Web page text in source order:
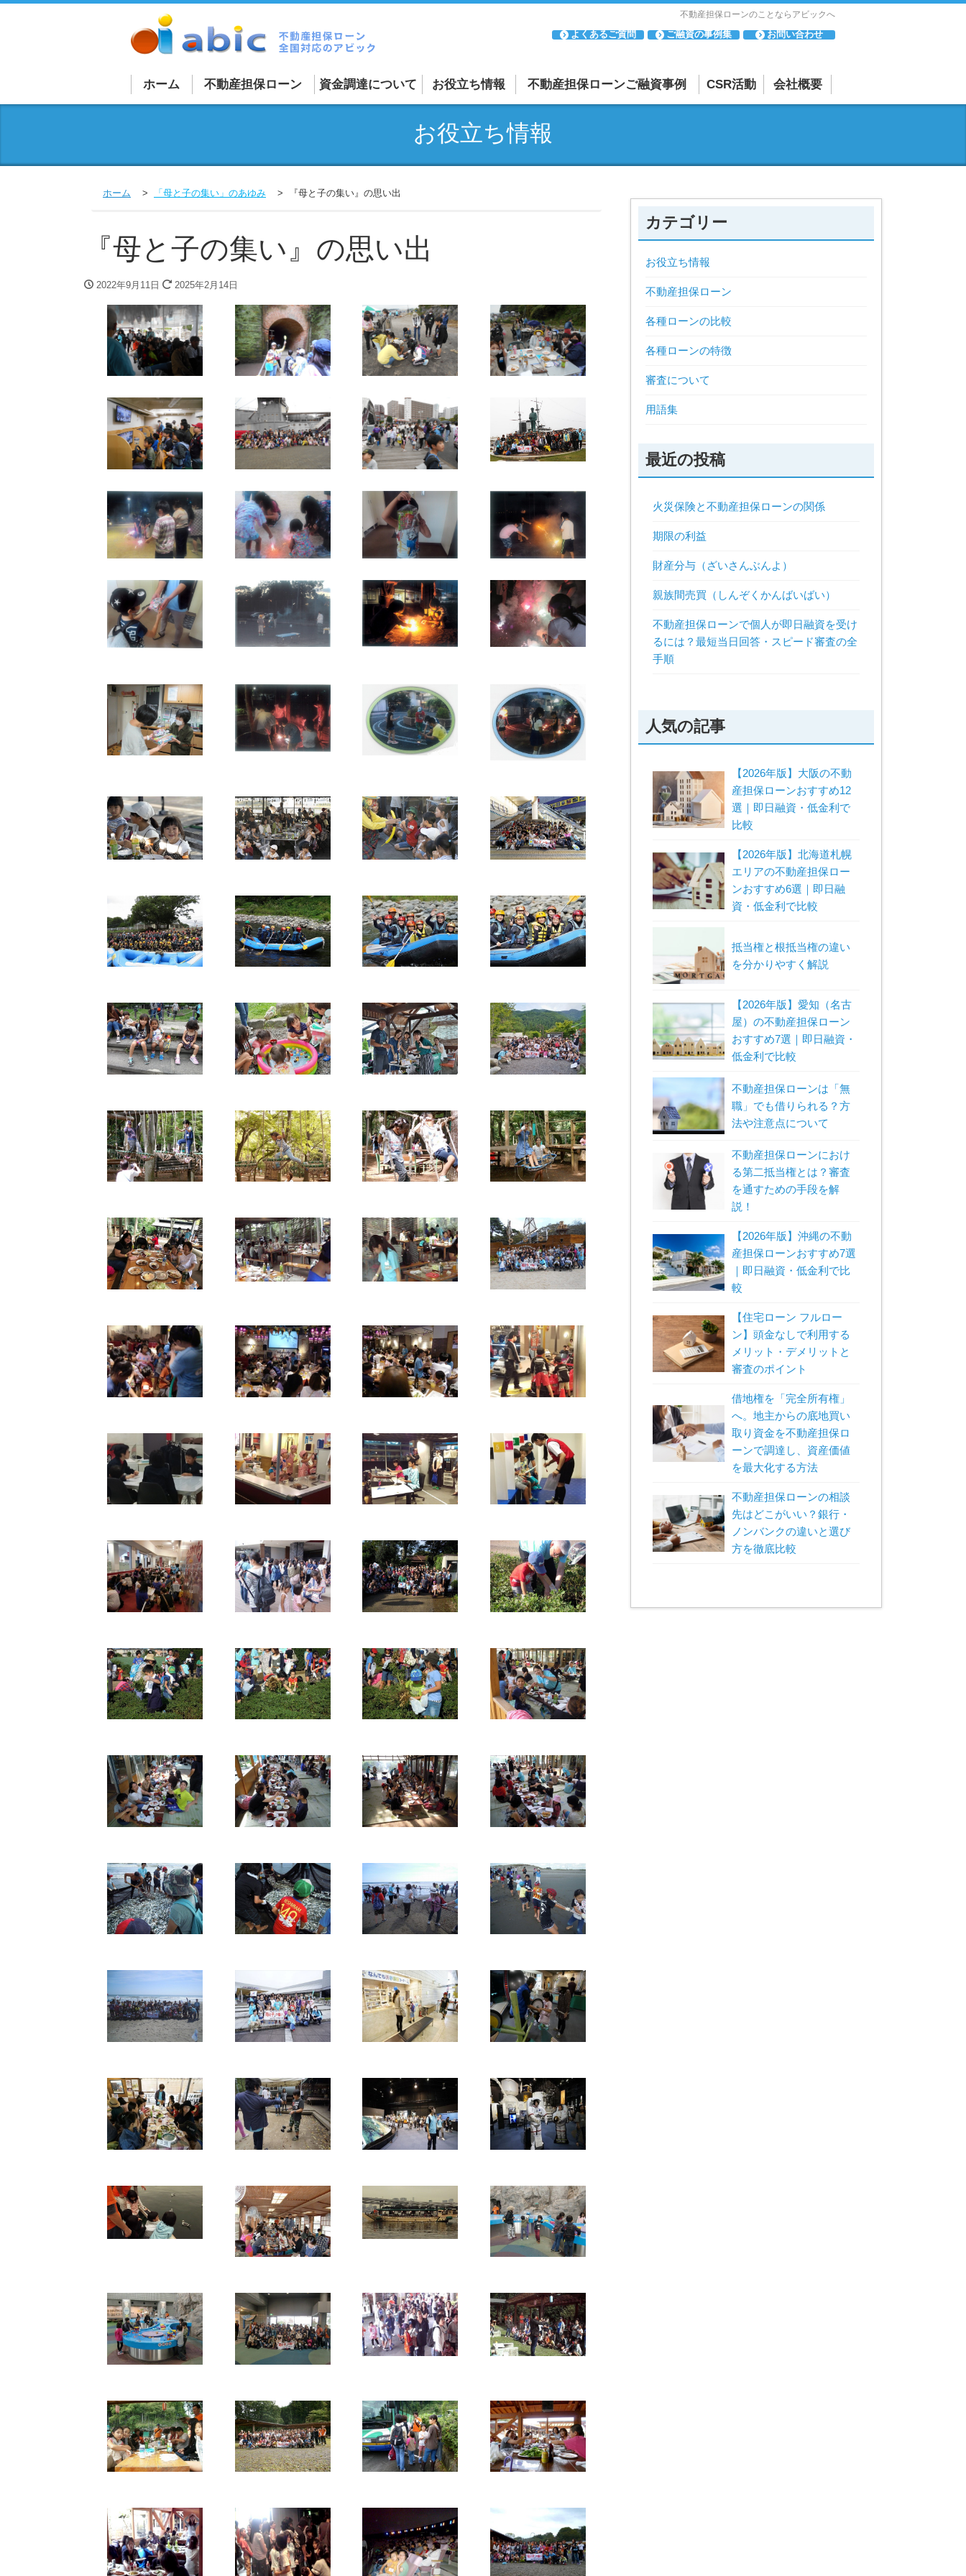
不動産担保ローンのことならアビックへ
よくあるご質問 ご融資の事例集 お問い合わせ
ホーム 不動産担保ローン
融資を受けづらい物件
外国人向けローン
不動産担保商品一覧
資金調達について
リースバックについて
お役立ち情報 不動産担保ローンご融資事例 CSR活動
「寄付活動」につ
会社概要
お役立ち情報
ホーム 「母と子の集い」のあゆみ 『母と子の集い』の思い出
『母と子の集い』の思い出
2022年9月11日 2025年2月14日
カテゴリー
お役立ち情報
不動産担保ローン
各種ローンの比較
各種ローンの特徴
審査について
用語集
最近の投稿
火災保険と不動産担保ローンの関係
期限の利益
財産分与（ざいさんぶんよ）
親族間売買（しんぞくかんばいばい）
不動産担保ローンで個人が即日融資を受け
るには？最短当日回答・スピード審査の全
手順
人気の記事
【2026年版】大阪の不動
産担保ローンおすすめ12
選｜即日融資・低金利で
比較
【2026年版】北海道札幌
エリアの不動産担保ロー
ンおすすめ6選｜即日融
資・低金利で比較
抵当権と根抵当権の違い
を分かりやすく解説
【2026年版】愛知（名古
屋）の不動産担保ローン
おすすめ7選｜即日融資・
低金利で比較
不動産担保ローンは「無
職」でも借りられる？方
法や注意点について
不動産担保ローンにおけ
る第二抵当権とは？審査
を通すための手段を解
説！
【2026年版】沖縄の不動
産担保ローンおすすめ7選
｜即日融資・低金利で比
較
【住宅ローン フルロー
ン】頭金なしで利用する
メリット・デメリットと
審査のポイント
借地権を「完全所有権」
へ。地主からの底地買い
取り資金を不動産担保ロ
ーンで調達し、資産価値
を最大化する方法
不動産担保ローンの相談
先はどこがいい？銀行・
ノンバンクの違いと選び
方を徹底比較